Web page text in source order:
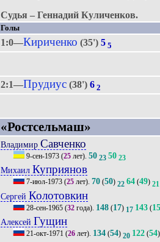
Судья – Геннадий Куличенков.
Голы
1:0—Кириченко (35') 5 5
2:1—Прудиус(38') 6 2
«Ростсельмаш»
Владимир Савченко
9-сен-1973(25лет). 50 23 50 23
Михаил Куприянов
7-июл-1973(25лет). 70(50) 22 64(49) 21
Сергей Колотовкин
28-сен-1965(32года). 148(17) 17 143(15
Алексей Гущин
21-окт-1971 (26лет). 134(54) 20 122(54)